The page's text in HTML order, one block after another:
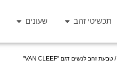
תכשיטי זהב שעונים
/ טבעת זהב לנשים דגם "VAN CLEEF"